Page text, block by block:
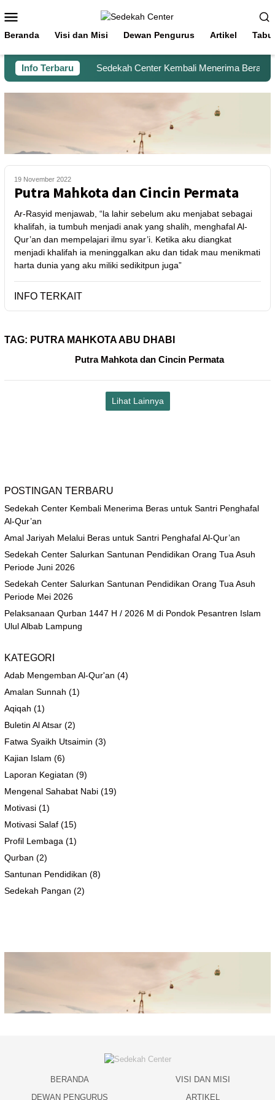
Beranda Visi dan Misi Dewan Pengurus Artikel
Info Terbaru Sedekah Center Kembali Menerima Beras
19 November 2022
Putra Mahkota dan Cincin Permata
Ar-Rasyid menjawab, “la lahir sebelum aku menjabat sebagai
khalifah, ia tumbuh menjadi anak yang shalih, menghafal Al-
Qur’an dan mempelajari ilmu syar’i. Ketika aku diangkat
menjadi khalifah ia meninggalkan aku dan tidak mau menikmati
harta dunia yang aku miliki sedikitpun juga”
INFO TERKAIT
TAG: PUTRA MAHKOTA ABU DHABI
Putra Mahkota dan Cincin Permata
Lihat Lainnya
POSTINGAN TERBARU
Sedekah Center Kembali Menerima Beras untuk Santri Penghafal
Al-Qur’an
Amal Jariyah Melalui Beras untuk Santri Penghafal Al-Qur’an
Sedekah Center Salurkan Santunan Pendidikan Orang Tua Asuh
Periode Juni 2026
Sedekah Center Salurkan Santunan Pendidikan Orang Tua Asuh
Periode Mei 2026
Pelaksanaan Qurban 1447 H / 2026 M di Pondok Pesantren Islam
Ulul Albab Lampung
KATEGORI
Adab Mengemban Al-Qur'an (4)
Amalan Sunnah (1)
Aqiqah (1)
Buletin Al Atsar (2)
Fatwa Syaikh Utsaimin (3)
Kajian Islam (6)
Laporan Kegiatan (9)
Mengenal Sahabat Nabi (19)
Motivasi (1)
Motivasi Salaf (15)
Profil Lembaga (1)
Qurban (2)
Santunan Pendidikan (8)
Sedekah Pangan (2)
BERANDA
VISI DAN MISI
DEWAN PENGURUS
ARTIKEL